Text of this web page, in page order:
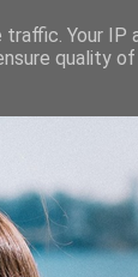
Your IP
quality